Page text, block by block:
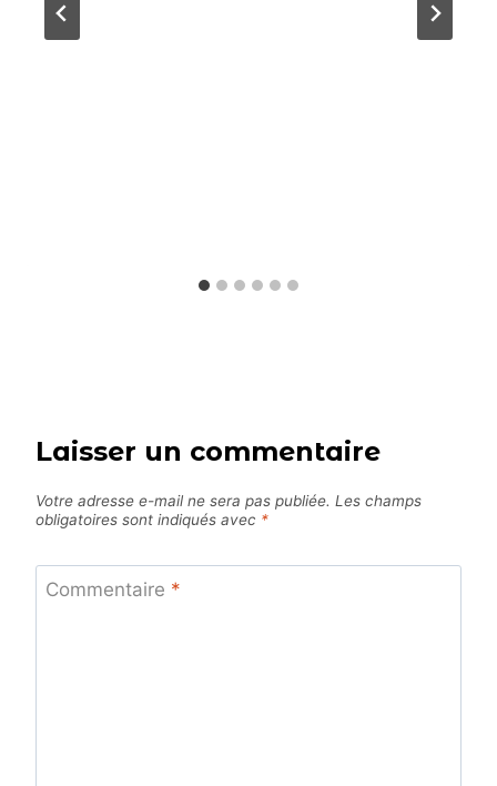
Laisser un commentaire
Votre adresse e-mail ne sera pas publiée. Les champs
obligatoires sont indiqués avec *
Commentaire *